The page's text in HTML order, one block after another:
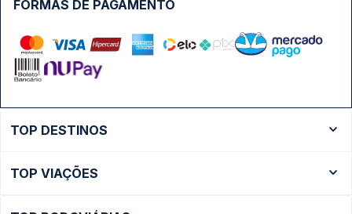
FORMAS DE PAGAMENTO
TOP DESTINOS
Ônibus São Paulo
TOP VIAÇÕES